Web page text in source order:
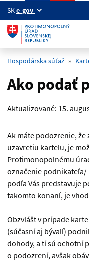
SKe-gov
Hospodárska súťaž
Ako podať
Aktualizované: 15.
Ak máte podozrenie,
uzavretiu kartelu, je
Protimonopolnému
označenie
podľa Vás predstavuje
takomto konaní, je
Obzvlášť v prípade
(súčasní aj bývalí)
dohody, a tí sú ochotní
o podozrení, avšak